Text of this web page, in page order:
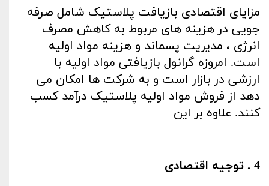
مزایای اقتصادی بازیافت پلاستیک شامل صرفه
جویی در هزینه های مربوط به کاهش مصرف
انرژی ، مدیریت پسماند و هزینه مواد اولیه
است. امروزه گرانول بازیافتی مواد اولیه با
ارزشی در بازار است و به شرکت ها امکان می
دهد از فروش مواد اولیه پلاستیک درآمد کسب
کنند. علاوه بر این
. 4 توجیه اقتصادی